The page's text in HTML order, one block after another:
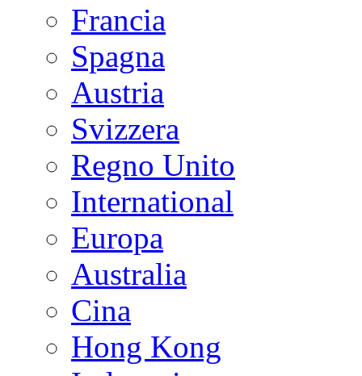
Francia
Spagna
Austria
Svizzera
Regno Unito
International
Europa
Australia
Cina
Hong Kong